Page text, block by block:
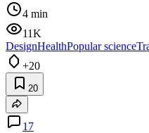
4 min
11K
DesignHealthPopular science
+20
20
17